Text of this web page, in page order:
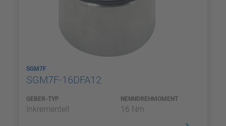
SGM7F
SGM7F-16DFA12
GEBER-TYP
Inkrementell
NENNDREHMOMENT
16 Nm